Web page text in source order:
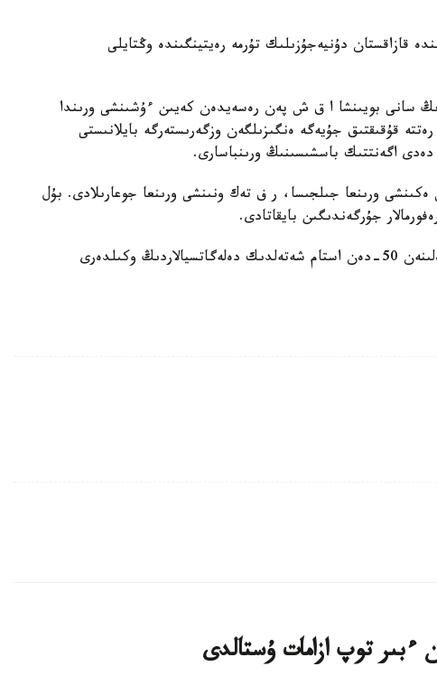
قازاقستان دۇنيەجۇزىلىك تۇرمە رەيتينگىندە وڭتايلى
سانى بويىنشا ا ق ش پەن رەسەيدەن كەيىن ءۇشىنشى ورىندا
رەتتە قۇقىقتىق جۇيەگە ەنگىزىلگەن وزگەرىستەرگە بايلانىستى
ورىنعا جىلجىسا، ر ف تەك ونىنشى ورىنعا جوعارىلادى. بۇل
جۇرگەندىگىن بايقاتادى.
ايتا كەتەيىك، بۇگىنگى وتىرىسقا الەمنىڭ 24 ەلىنەن 50-دەن استام شەتەلدىك دەلەگاتسيالاردىڭ وكىلدەرى
ءبىر توپ ازامات ۇستالدى